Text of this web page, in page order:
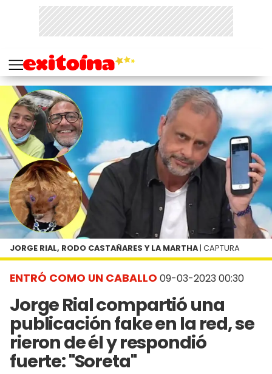
ENTRÓ COMO UN CABALLO 09-03-2023 00:30
Jorge Rial compartió una
publicación fake en la red, se
rieron de él y respondió
fuerte: "Soreta"
JORGE RIAL, RODO CASTAÑARES Y LA MARTHA | CAPTURA